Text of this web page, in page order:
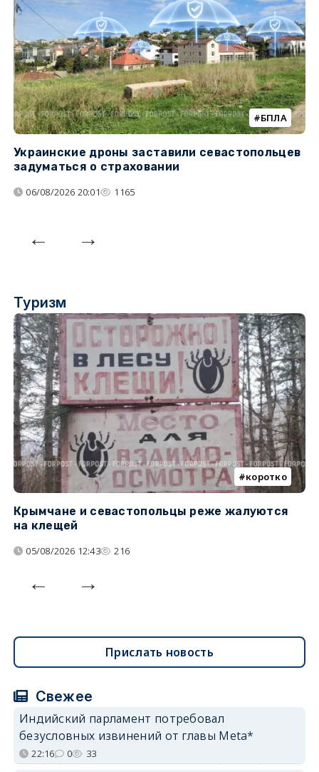
БПЛА
Украинские дроны заставили севастопольцев
задуматься о страховании
06/08/2026 20:01 1165
Туризм
коротко
Крымчане и севастопольцы реже жалуются
на клещей
05/08/2026 12:43 216
Прислать новость
Свежее
Индийский парламент потребовал
безусловных извинений от главы Meta*
22:16 0 33